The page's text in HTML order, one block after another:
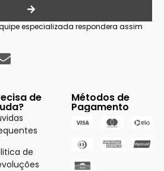
especializada respondera assim
de
de
Métodos de
Pagamento